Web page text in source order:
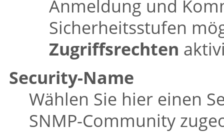
Anmeldung und
Sicherheitsstufen
Zugriffsrechten
Security-Name
Wählen Sie hier einen
SNMP-Community